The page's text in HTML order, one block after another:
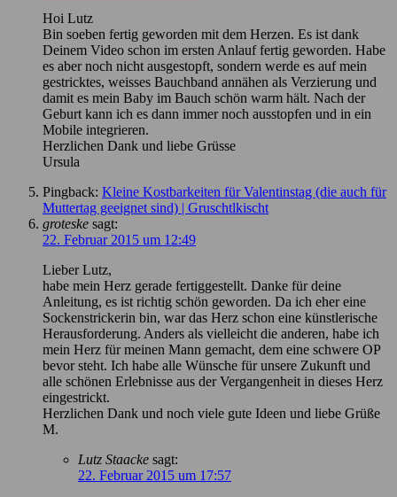
Hoi Lutz
Bin soeben fertig geworden mit dem Herzen. Es ist dank
Deinem Video schon im ersten Anlauf fertig geworden. Habe
es aber noch nicht ausgestopft, sondern werde es auf mein
gestricktes, weisses Bauchband annähen als Verzierung und
damit es mein Baby im Bauch schön warm hält. Nach der
Geburt kann ich es dann immer noch ausstopfen und in ein
Mobile integrieren.
Herzlichen Dank und liebe Grüsse
Ursula
Pingback: Kleine Kostbarkeiten für Valentinstag (die auch für
Muttertag geeignet sind) | Gruschtlkischt
groteske sagt:
22. Februar 2015 um 12:49
Lieber Lutz,
habe mein Herz gerade fertiggestellt. Danke für deine
Anleitung, es ist richtig schön geworden. Da ich eher eine
Sockenstrickerin bin, war das Herz schon eine künstlerische
Herausforderung. Anders als vielleicht die anderen, habe ich
mein Herz für meinen Mann gemacht, dem eine schwere OP
bevor steht. Ich habe alle Wünsche für unsere Zukunft und
alle schönen Erlebnisse aus der Vergangenheit in dieses Herz
eingestrickt.
Herzlichen Dank und noch viele gute Ideen und liebe Grüße
M.
Lutz Staacke sagt:
22. Februar 2015 um 17:57